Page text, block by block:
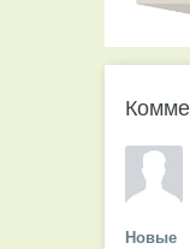
Новые